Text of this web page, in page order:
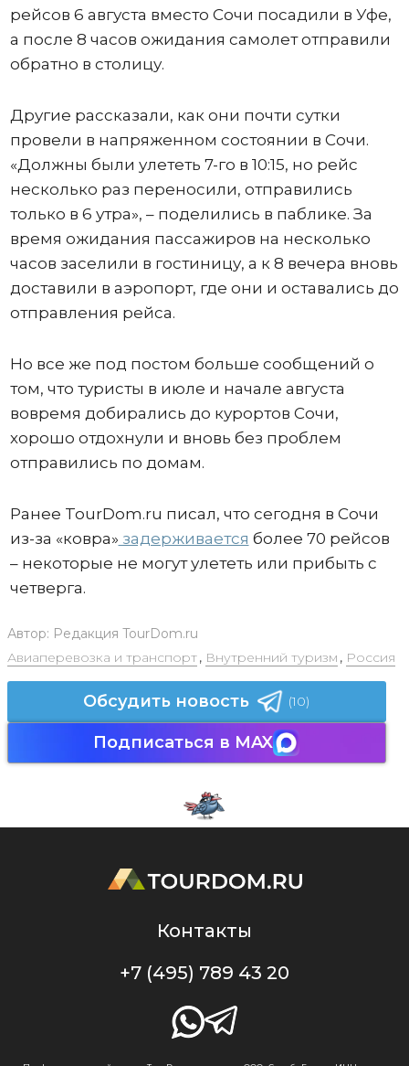
рейсов 6 августа вместо Сочи посадили в Уфе,
а после 8 часов ожидания самолет отправили
обратно в столицу.
Другие рассказали, как они почти сутки
провели в напряженном состоянии в Сочи.
«Должны были улететь 7-го в 10:15, но рейс
несколько раз переносили, отправились
только в 6 утра», – поделились в паблике. За
время ожидания пассажиров на несколько
часов заселили в гостиницу, а к 8 вечера вновь
доставили в аэропорт, где они и оставались до
отправления рейса.
Но все же под постом больше сообщений о
том, что туристы в июле и начале августа
вовремя добирались до курортов Сочи,
хорошо отдохнули и вновь без проблем
отправились по домам.
Ранее TourDom.ru писал, что сегодня в Сочи
из-за «ковра» задерживается более 70 рейсов
– некоторые не могут улететь или прибыть с
четверга.
Автор: Редакция TourDom.ru
Авиаперевозка и транспорт, Внутренний туризм , Россия
Обсудить новость (10)
Подписаться в MAX
Контакты
+7 (495) 789 43 20